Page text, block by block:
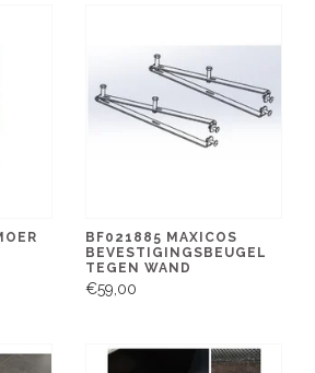
BF021885 MAXICOS
BEVESTIGINGSBEUGEL
TEGEN WAND
€59,00